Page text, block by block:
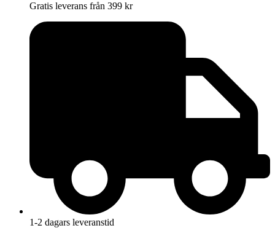
Gratis leverans från 399 kr
1-2 dagars leveranstid